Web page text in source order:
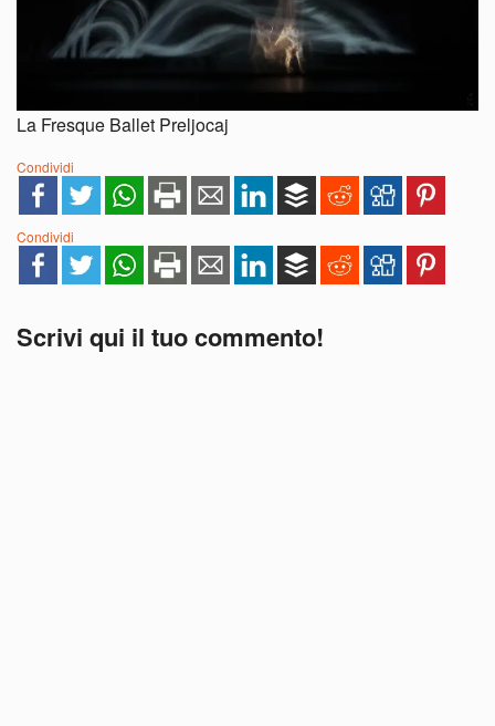
La Fresque Ballet Preljocaj
Condividi
Condividi
Scrivi qui il tuo commento!